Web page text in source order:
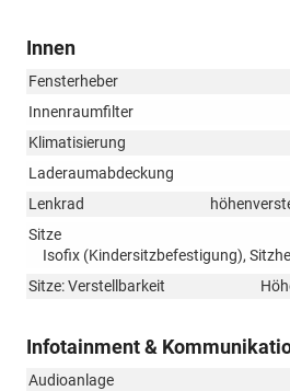
Innen
Fensterheber
Innenraumfilter
Klimatisierung
Laderaumabdeckung
Lenkrad
Sitze
Isofix (Kindersitzbefestigung),
Sitze: Verstellbarkeit
Infotainment &
Audioanlage